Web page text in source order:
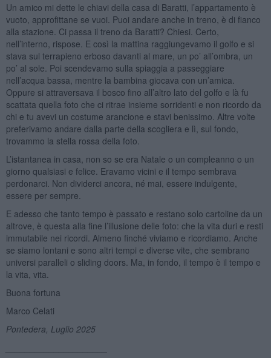
Un amico mi dette le chiavi della casa di Baratti, l’appartamento è
vuoto, approfittane se vuoi. Puoi andare anche in treno, è di fianco
alla stazione. Ci passa il treno da Baratti? Chiesi. Certo,
nell’interno, rispose. E così la mattina raggiungevamo il golfo e si
stava sul terrapieno erboso davanti al mare, un po’ all’ombra, un
po’ al sole. Poi scendevamo sulla spiaggia a passeggiare
nell’acqua bassa, mentre la bambina giocava con un’amica.
Oppure si attraversava il bosco fino all’altro lato del golfo e là fu
scattata quella foto che ci ritrae insieme sorridenti e non ricordo da
chi e tu avevi un costume arancione e stavi benissimo. Altre volte
preferivamo andare dalla parte della scogliera e lì, sul fondo,
trovammo la stella rossa della foto.
L’istantanea in casa, non so se era Natale o un compleanno o un
giorno qualsiasi e felice. Eravamo vicini e il tempo sembrava
perdonarci. Non dividerci ancora, né mai, essere indulgente,
essere per sempre.
E adesso che tanto tempo è passato e restano solo cartoline da un
altrove, è questa alla fine l’illusione delle foto: che la vita duri e resti
immutabile nei ricordi. Almeno finché viviamo e ricordiamo. Anche
se siamo lontani e sono altri tempi e diverse vite, che sembrano
universi paralleli o sliding doors. Ma, in fondo, il tempo è il tempo e
la vita, vita.
Buona fortuna
Marco Celati
Pontedera, Luglio 2025